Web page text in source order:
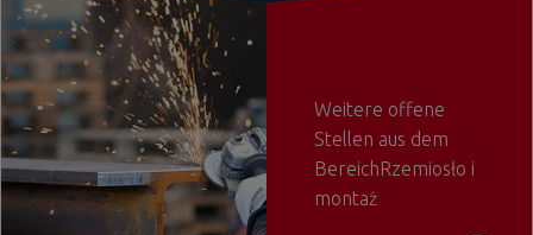
Weitere offene
Stellen aus dem
BereichRzemiosło i
montaż